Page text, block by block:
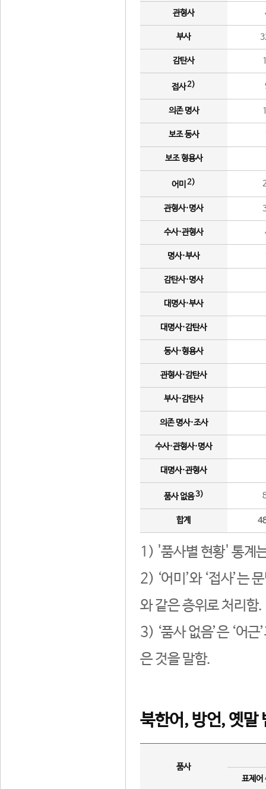
관형사
부사
감탄사
접사2)
의존 명사
보조 동사
보조 형용사
어미 2)
관형사·명사
수사·관형사
명사·부사
감탄사·명사
대명사·부사
대명사·감탄사
동사·형용사
관형사·감탄사
부사·감탄사
의존 명사·조사
수사·관형사·명사
대명사·관형사
품사 없음3)
합계
1) '품사별 현황' 통계
2) ‘어미’와 ‘접사’는
와 같은 층위로 처리함.
3) ‘품사 없음’은 ‘어
은 것을 말함.
북한어, 방언, 옛말
품사
표제어